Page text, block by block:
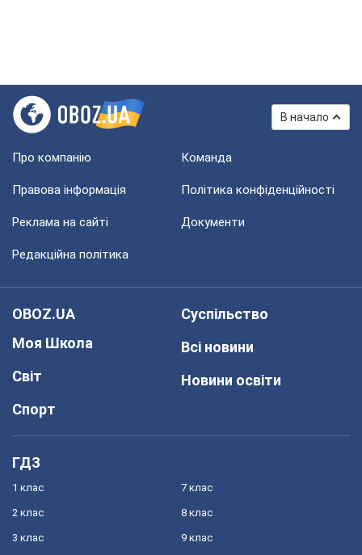
В начало
Про компанію Команда
Правова інформація Політика конфіденційності
Реклама на сайті Документи
Редакційна політика
OBOZ.UA
Моя Школа
Світ
Спорт
Суспільство
Всі новини
Новини освіти
ГДЗ
1 клас
2 клас
3 клас
7 клас
8 клас
9 клас